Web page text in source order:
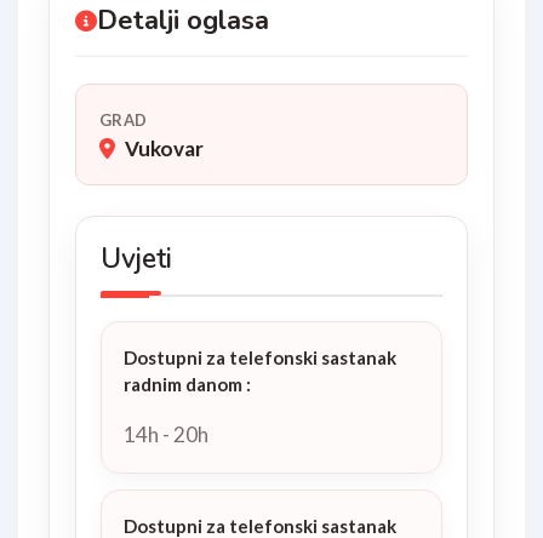
Detalji oglasa
GRAD
Vukovar
Uvjeti
Dostupni za telefonski sastanak
radnim danom :
14h - 20h
Dostupni za telefonski sastanak